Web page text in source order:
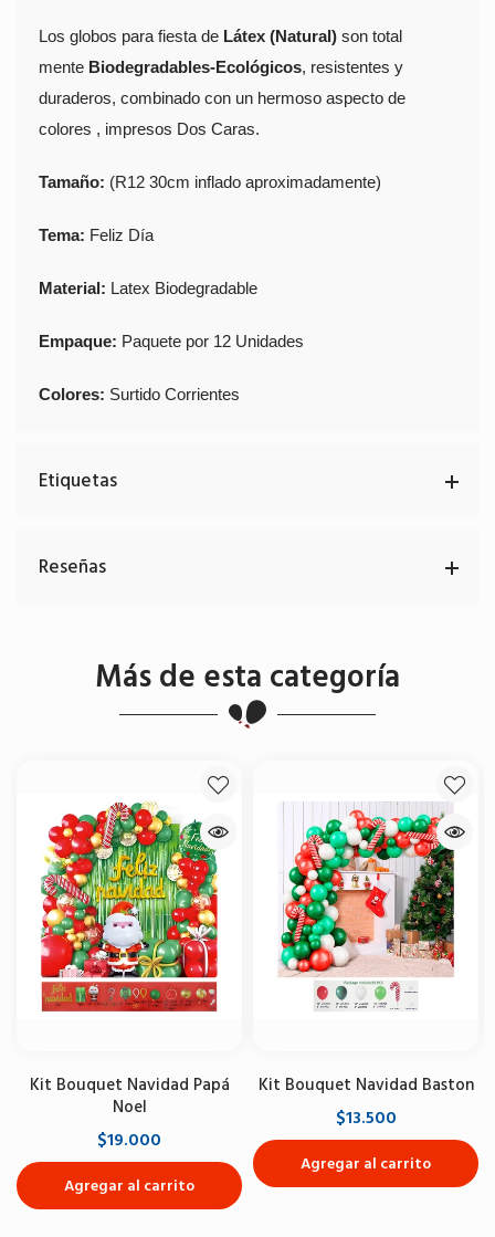
Los globos para fiesta de Látex (Natural) son total
mente Biodegradables-Ecológicos, resistentes y
duraderos, combinado con un hermoso aspecto de
colores , impresos Dos Caras.
Tamaño: (R12 30cm inflado aproximadamente)
Tema: Feliz Día
Material: Latex Biodegradable
Empaque: Paquete por 12 Unidades
Colores: Surtido Corrientes
Etiquetas
Reseñas
Más de esta categoría
Kit Bouquet Navidad Papá
Noel
$19.000
Agregar al carrito
Kit Bouquet Navidad Baston
$13.500
Agregar al carrito